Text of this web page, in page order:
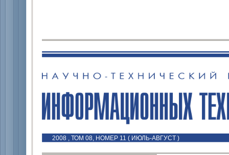
2008 , ТОМ 08, НОМЕР 11 ( ИЮЛЬ-АВГУСТ )